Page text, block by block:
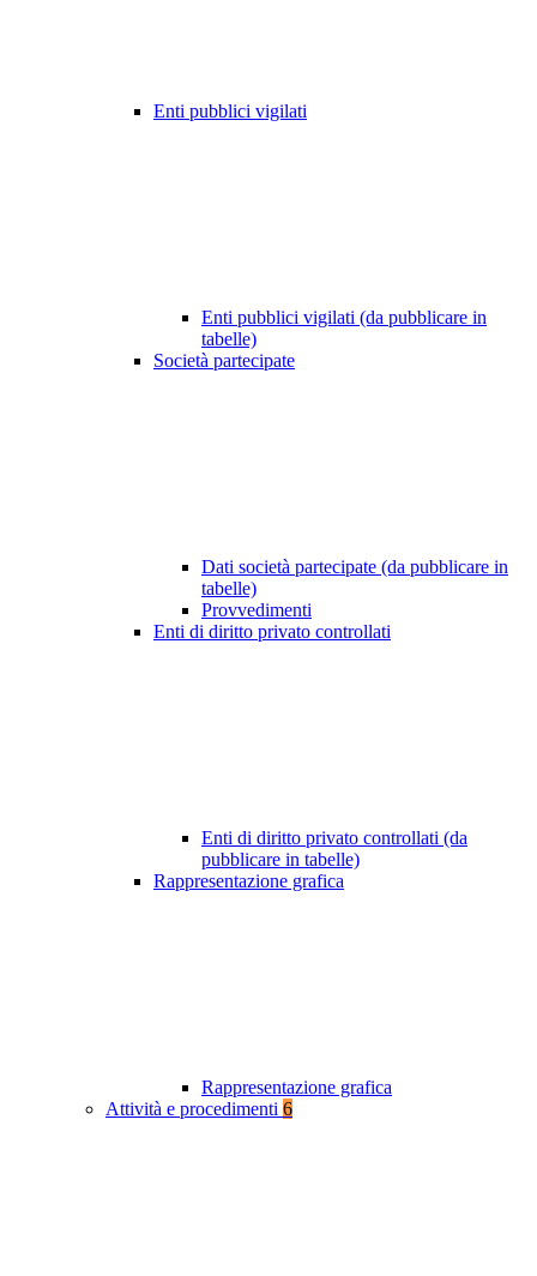
Enti pubblici vigilati
Enti pubblici vigilati (da pubblicare in
tabelle)
Società partecipate
Dati società partecipate (da pubblicare in
tabelle)
Provvedimenti
Enti di diritto privato controllati
Enti di diritto privato controllati (da
pubblicare in tabelle)
Rappresentazione grafica
Rappresentazione grafica
Attività e procedimenti 6